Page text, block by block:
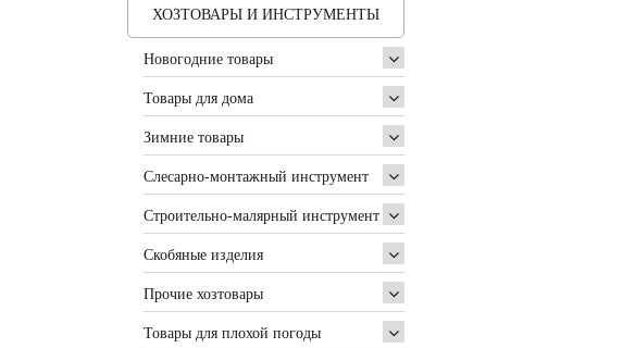
ХОЗТОВАРЫ И ИНСТРУМЕНТЫ
Новогодние товары
Товары для дома
Зимние товары
Слесарно-монтажный инструмент
Строительно-малярный инструмент
Скобяные изделия
Прочие хозтовары
Товары для плохой погоды